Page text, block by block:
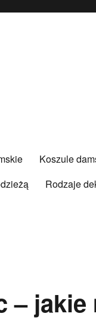
Koszule
Rodzaje
– jakie